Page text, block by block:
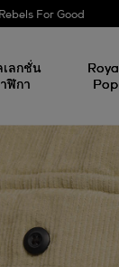
For Good
เลกชั่น
ฬิกา
Royal
Pop